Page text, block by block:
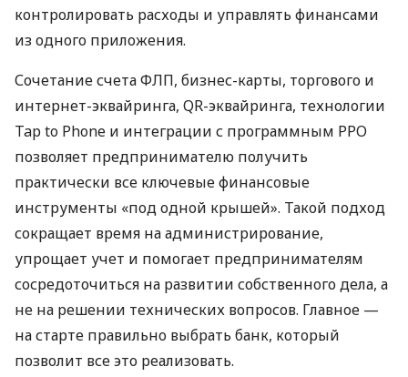
контролировать расходы и управлять финансами
из одного приложения.
Сочетание счета ФЛП, бизнес-карты, торгового и
интернет-эквайринга, QR-эквайринга, технологии
Tap to Phone и интеграции с программным РРО
позволяет предпринимателю получить
практически все ключевые финансовые
инструменты «под одной крышей». Такой подход
сокращает время на администрирование,
упрощает учет и помогает предпринимателям
сосредоточиться на развитии собственного дела, а
не на решении технических вопросов. Главное —
на старте правильно выбрать банк, который
позволит все это реализовать.